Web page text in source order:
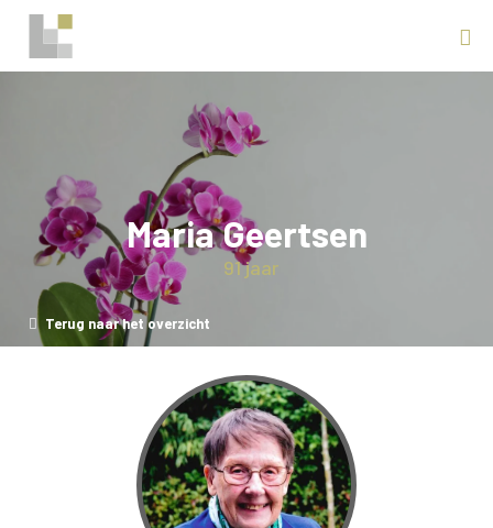
Maria Geertsen
91 jaar
Terug naar het overzicht